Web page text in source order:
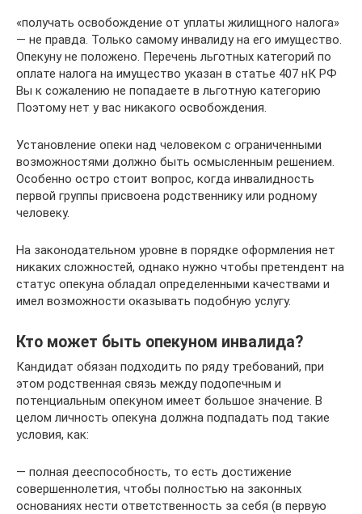
«получать освобождение от уплаты жилищного налога»
— не правда. Только самому инвалиду на его имущество.
Опекуну не положено. Перечень льготных категорий по
оплате налога на имущество указан в статье 407 нК РФ
Вы к сожалению не попадаете в льготную категорию
Поэтому нет у вас никакого освобождения.
Установление опеки над человеком с ограниченными
возможностями должно быть осмысленным решением.
Особенно остро стоит вопрос, когда инвалидность
первой группы присвоена родственнику или родному
человеку.
На законодательном уровне в порядке оформления нет
никаких сложностей, однако нужно чтобы претендент на
статус опекуна обладал определенными качествами и
имел возможности оказывать подобную услугу.
Кто может быть опекуном инвалида?
Кандидат обязан подходить по ряду требований, при
этом родственная связь между подопечным и
потенциальным опекуном имеет большое значение. В
целом личность опекуна должна подпадать под такие
условия, как:
— полная дееспособность, то есть достижение
совершеннолетия, чтобы полностью на законных
основаниях нести ответственность за себя (в первую